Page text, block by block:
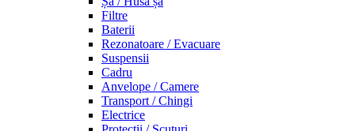
Filtre
Baterii
Rezonatoare / Evacuare
Suspensii
Cadru
Anvelope / Camere
Transport / Chingi
Electrice